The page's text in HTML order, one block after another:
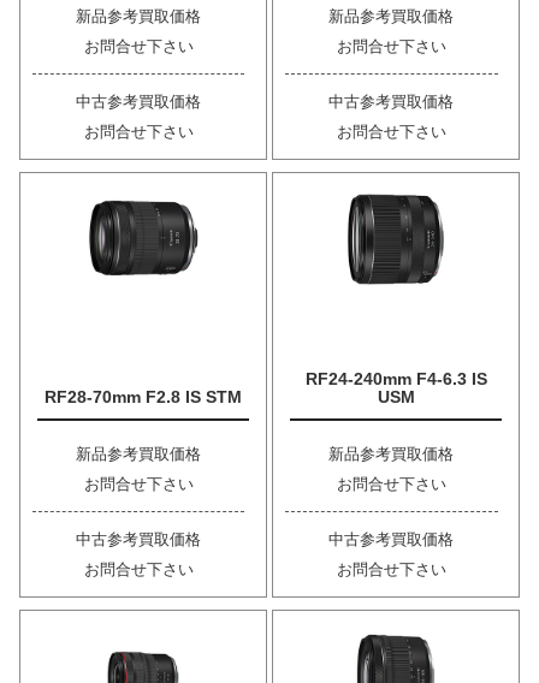
新品参考買取価格
お問合せ下さい
中古参考買取価格
お問合せ下さい
新品参考買取価格
お問合せ下さい
中古参考買取価格
お問合せ下さい
RF28-70mm F2.8 IS STM
新品参考買取価格
お問合せ下さい
中古参考買取価格
お問合せ下さい
RF24-240mm F4-6.3 IS
USM
新品参考買取価格
お問合せ下さい
中古参考買取価格
お問合せ下さい